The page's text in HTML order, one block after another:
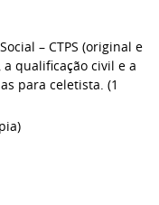
– CTPS (original e
qualificação civil e a
para celetista. (1